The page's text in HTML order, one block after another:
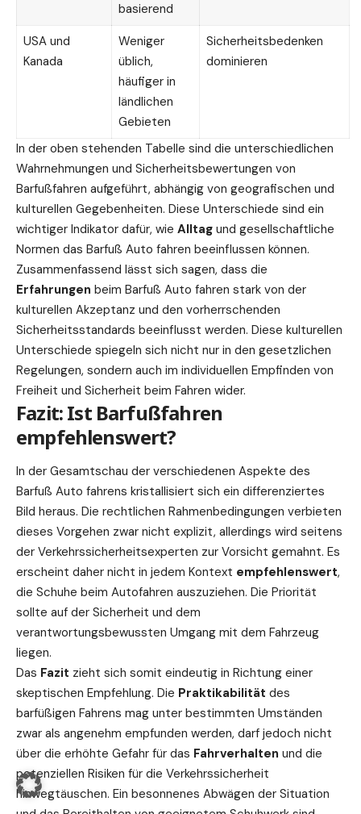
basierend
USA und
Kanada
Weniger
üblich,
häufiger in
ländlichen
Gebieten
Sicherheitsbedenken
dominieren
In der oben stehenden Tabelle sind die unterschiedlichen
Wahrnehmungen und Sicherheitsbewertungen von
Barfußfahren aufgeführt, abhängig von geografischen und
kulturellen Gegebenheiten. Diese Unterschiede sind ein
wichtiger Indikator dafür, wie Alltag und gesellschaftliche
Normen das Barfuß Auto fahren beeinflussen können.
Zusammenfassend lässt sich sagen, dass die
Erfahrungen beim Barfuß Auto fahren stark von der
kulturellen Akzeptanz und den vorherrschenden
Sicherheitsstandards beeinflusst werden. Diese kulturellen
Unterschiede spiegeln sich nicht nur in den gesetzlichen
Regelungen, sondern auch im individuellen Empfinden von
Freiheit und Sicherheit beim Fahren wider.
Fazit: Ist Barfußfahren
empfehlenswert?
In der Gesamtschau der verschiedenen Aspekte des
Barfuß Auto fahrens kristallisiert sich ein differenziertes
Bild heraus. Die rechtlichen Rahmenbedingungen verbieten
dieses Vorgehen zwar nicht explizit, allerdings wird seitens
der Verkehrssicherheitsexperten zur Vorsicht gemahnt. Es
erscheint daher nicht in jedem Kontext empfehlenswert,
die Schuhe beim Autofahren auszuziehen. Die Priorität
sollte auf der Sicherheit und dem
verantwortungsbewussten Umgang mit dem Fahrzeug
liegen.
Das Fazit zieht sich somit eindeutig in Richtung einer
skeptischen Empfehlung. Die Praktikabilität des
barfüßigen Fahrens mag unter bestimmten Umständen
zwar als angenehm empfunden werden, darf jedoch nicht
über die erhöhte Gefahr für das Fahrverhalten und die
potenziellen Risiken für die Verkehrssicherheit
hinwegtäuschen. Ein besonnenes Abwägen der Situation